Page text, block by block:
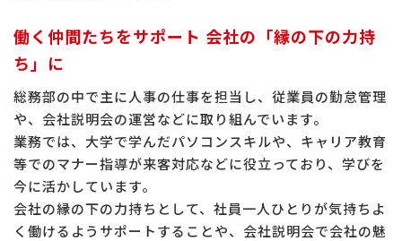
働く仲間たちをサポート 会社の「縁の下の力持
ち」に
総務部の中で主に人事の仕事を担当し、従業員の勤怠管理
や、会社説明会の運営などに取り組んでいます。
業務では、大学で学んだパソコンスキルや、キャリア教育
等でのマナー指導が来客対応などに役立っており、学びを
今に活かしています。
会社の縁の下の力持ちとして、社員一人ひとりが気持ちよ
く働けるようサポートすることや、会社説明会で会社の魅